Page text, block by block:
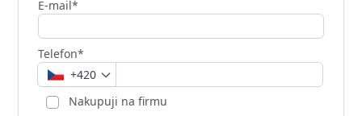
E-mail*
Telefon*
+420
Nakupuji na firmu